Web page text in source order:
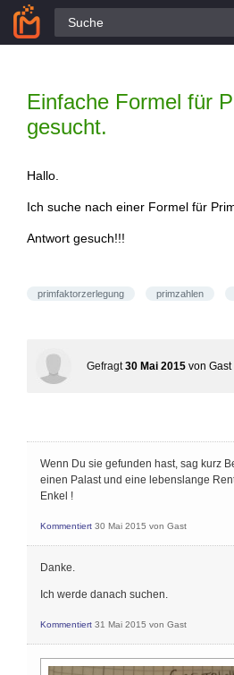
Alle Fragen
Einfache Formel für
gesucht.
Hallo.
Ich suche nach einer Formel für
Antwort gesuch!!!
primfaktorzerlegung primzahlen
Gefragt 30 Mai 2015 von Gast
Wenn Du sie gefunden hast, sag kurz
einen Palast und eine lebenslange
Enkel !
Kommentiert 30 Mai 2015 von Gast
Danke.
Ich werde danach suchen.
Kommentiert 31 Mai 2015 von Gast